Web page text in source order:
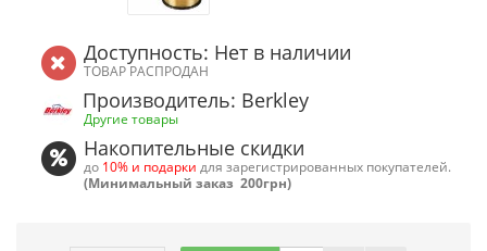
Доступность: Нет в наличии
ТОВАР РАСПРОДАН
Производитель: Berkley
Другие товары
Накопительные скидки
до 10% и подарки для зарегистрированных покупателей.
(Минимальный заказ 200грн)